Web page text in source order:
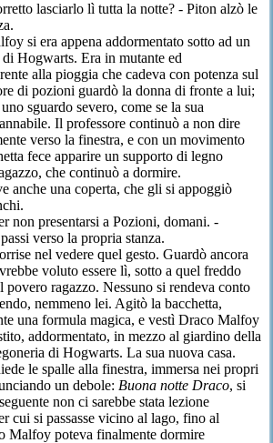
lasciarlo lì tutta la notte? - Piton alzò le
si era appena addormentato sotto ad un
Hogwarts. Era in mutante ed
alla pioggia che cadeva con potenza sul
di pozioni guardò la donna di fronte a lui;
sguardo severo, come se la sua
Il professore continuò a non dire
verso la finestra, e con un movimento
fece apparire un supporto di legno
che continuò a dormire.
anche una coperta, che gli si appoggiò
non presentarsi a Pozioni, domani. -
verso la propria stanza.
nel vedere quel gesto. Guardò ancora
voluto essere lì, sotto a quel freddo
povero ragazzo. Nessuno si rendeva conto
nemmeno lei. Agitò la bacchetta,
una formula magica, e vestì Draco Malfoy
addormentato, in mezzo al giardino della
di Hogwarts. La sua nuova casa.
le spalle alla finestra, immersa nei propri
un debole: Buona notte Draco, si
non ci sarebbe stata lezione
cui si passasse vicino al lago, fino al
Malfoy poteva finalmente dormire